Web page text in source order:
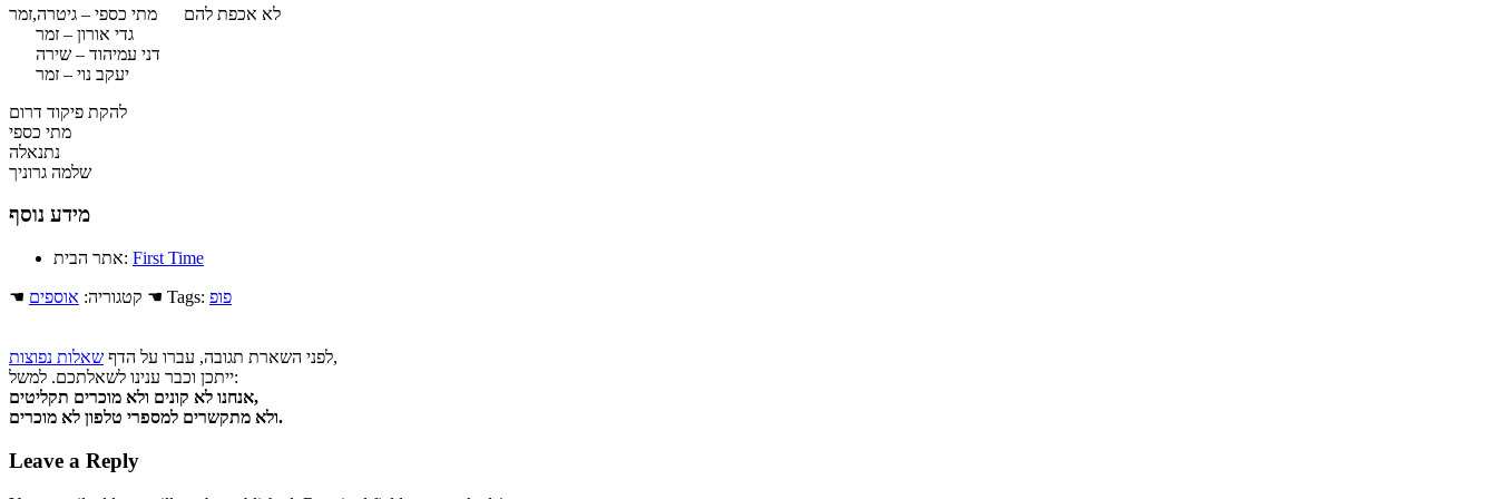
לא אכפת להם מתי כספי – גיטרה,זמר
גדי אורון – זמר
דני עמיהוד – שירה
יעקב נוי – זמר
להקת פיקוד דרום
מתי כספי
נתנאלה
שלמה גרוניך
מידע נוסף
אתר הבית: First Time
☚ קטגוריה: אוספים ☚ Tags: פופ
לפני השארת תגובה, עברו על הדף שאלות נפוצות
,
ייתכן וכבר ענינו לשאלתכם. למשל:
אנחנו לא קונים ולא מוכרים תקליטים,
ולא מתקשרים למספרי טלפון לא מוכרים.
Leave a Reply